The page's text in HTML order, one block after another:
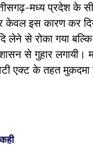
मध्य प्रदेश के
केवल इस कारण कर
से रोका गया बल्कि
से गुहार
एक्ट के तहत